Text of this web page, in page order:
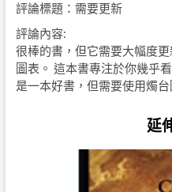
評論標題：需要更新
評論內容:
很棒的書，但它需要大幅度
圖表。 這本書專注於你幾乎
是一本好書，但需要使用燭
延